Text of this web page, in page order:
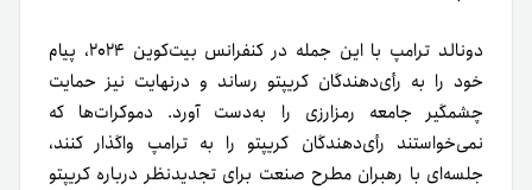
دونالد ترامپ با این جمله در کنفرانس بیت‌کوین ۲۰۲۴، پیام
خود را به رأی‌دهندگان کریپتو رساند و درنهایت نیز حمایت
چشمگیر جامعه رمزارزی را به‌دست آورد. دموکرات‌ها که
نمی‌خواستند رأی‌دهندگان کریپتو را به ترامپ واگذار کنند،
جلسه‌ای با رهبران مطرح صنعت برای تجدیدنظر درباره کریپتو